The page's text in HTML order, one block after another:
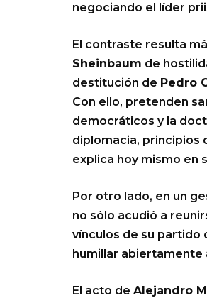
negociando el líder
El contraste resulta
Sheinbaum de
destitución de Pedro
Con ello, pretenden
democráticos y la
diplomacia, principios
explica hoy mismo en
Por otro lado, en un
no sólo acudió a
vínculos de su partido
humillar abiertamente
El acto de Alejandro